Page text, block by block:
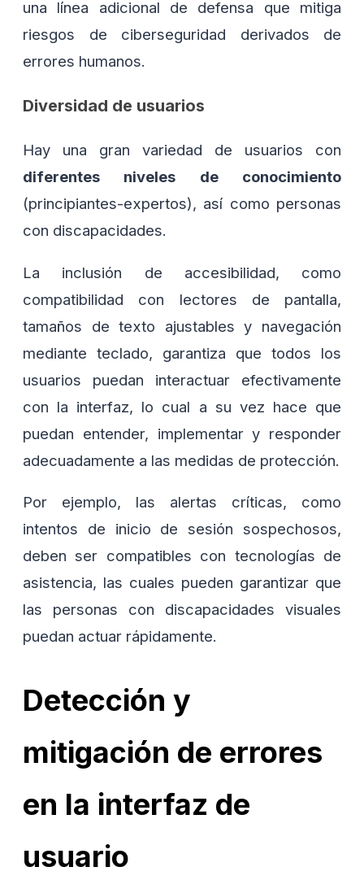
una línea adicional de defensa que mitiga
riesgos de ciberseguridad derivados de
errores humanos.
Diversidad de usuarios
Hay una gran variedad de usuarios con
diferentes niveles de conocimiento
(principiantes-expertos), así como personas
con discapacidades.
La inclusión de accesibilidad, como
compatibilidad con lectores de pantalla,
tamaños de texto ajustables y navegación
mediante teclado, garantiza que todos los
usuarios puedan interactuar efectivamente
con la interfaz, lo cual a su vez hace que
puedan entender, implementar y responder
adecuadamente a las medidas de protección.
Por ejemplo, las alertas críticas, como
intentos de inicio de sesión sospechosos,
deben ser compatibles con tecnologías de
asistencia, las cuales pueden garantizar que
las personas con discapacidades visuales
puedan actuar rápidamente.
Detección y
mitigación de errores
en la interfaz de
usuario